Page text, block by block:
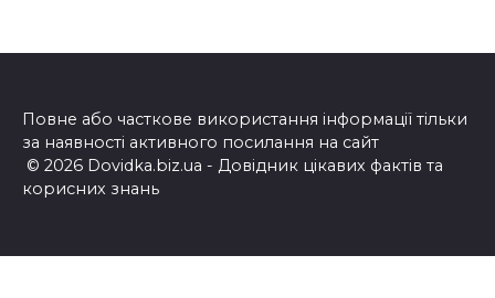
Повне або часткове використання інформації тільки
за наявності активного посилання на сайт
© 2026 Dovidka.biz.ua - Довідник цікавих фактів та
корисних знань